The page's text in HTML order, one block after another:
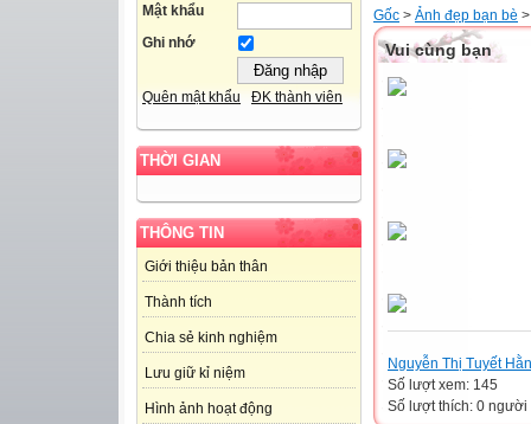
Mật khẩu
Ghi nhớ
Quên mật khẩu ĐK thành viên
THỜI GIAN
THÔNG TIN
Giới thiệu bản thân
Thành tích
Chia sẻ kinh nghiệm
Lưu giữ kỉ niệm
Hình ảnh hoạt động
Gốc > Ảnh đẹp bạn bè >
Vui cùng bạn
Nguyễn Thị Tuyết
Số lượt xem: 145
Số lượt thích: 0 người